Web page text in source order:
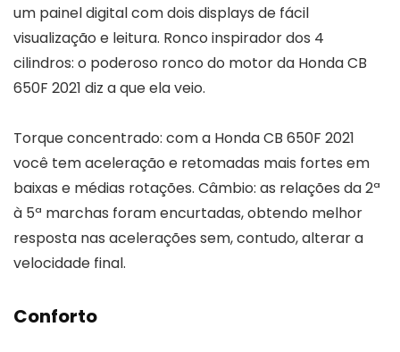
um painel digital com dois displays de fácil
visualização e leitura. Ronco inspirador dos 4
cilindros: o poderoso ronco do motor da Honda CB
650F 2021 diz a que ela veio.
Torque concentrado: com a Honda CB 650F 2021
você tem aceleração e retomadas mais fortes em
baixas e médias rotações. Câmbio: as relações da 2ª
à 5ª marchas foram encurtadas, obtendo melhor
resposta nas acelerações sem, contudo, alterar a
velocidade final.
Conforto